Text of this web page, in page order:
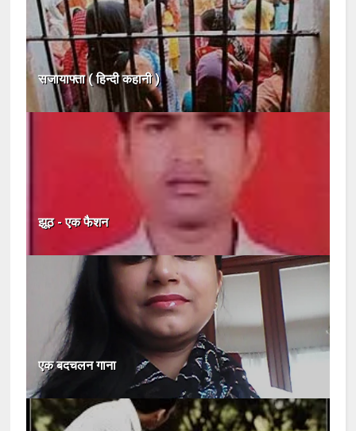
सजायाफ्ता ( हिन्दी कहानी )
झूठ - एक फैशन
एक बदचलन गाना